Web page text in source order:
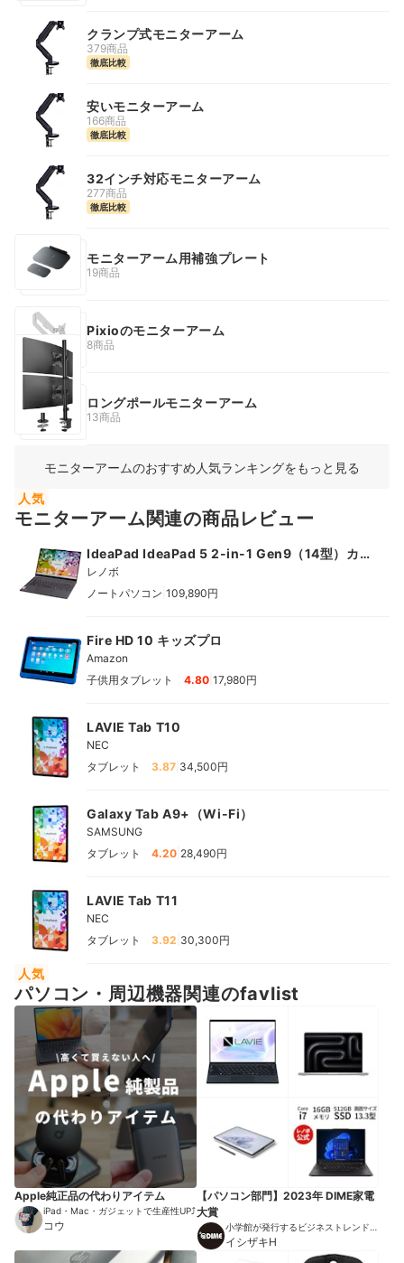
クランプ式モニターアーム
379商品
徹底比較
安いモニターアーム
166商品
徹底比較
32インチ対応モニターアーム
277商品
徹底比較
モニターアーム用補強プレート
19商品
Pixioのモニターアーム
8商品
ロングポールモニターアーム
13商品
モニターアームのおすすめ人気ランキングをもっと見る
人気
モニターアーム関連の商品レビュー
IdeaPad IdeaPad 5 2-in-1 Gen9（14型）カ
スタマイズモデル
レノボ
ノートパソコン 109,890円
Fire HD 10 キッズプロ
Amazon
子供用タブレット
4.80 17,980円
LAVIE Tab T10
NEC
タブレット
3.87 34,500円
Galaxy Tab A9+（Wi-Fi）
SAMSUNG
タブレット
4.20 28,490円
LAVIE Tab T11
NEC
タブレット
3.92 30,300円
人気
パソコン・周辺機器関連のfavlist
Apple純正品の代わりアイテム
iPad・Mac・ガジェットで生産性UP⤴︎
コウ
【パソコン部門】2023年 DIME家電
大賞
小学館が発行するビジネストレンドマ
ガジン
イシザキH